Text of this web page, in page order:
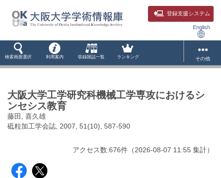
登録支援システム
English
検索画面選択 利用案内 収録雑誌一覧 ランキング その他
大阪大学工学研究科機械工学専攻におけるシ
ンセシス教育
藤田, 喜久雄
砥粒加工学会誌, 2007, 51(10), 587-590
アクセス数:676件 （2026-08-07 11:55 集計）